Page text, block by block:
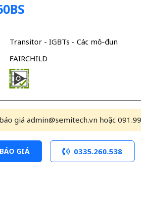
Transitor - IGBTs - Các mô-đun
FAIRCHILD
giá admin@semitech.vn hoặc
GIÁ 0335.260.538